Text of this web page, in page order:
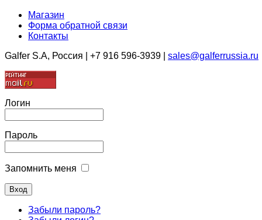
Магазин
Форма обратной связи
Контакты
Galfer S.A, Россия | +7 916 596-3939 | sales@galferrussia.ru
Логин
Пароль
Запомнить меня
Забыли пароль?